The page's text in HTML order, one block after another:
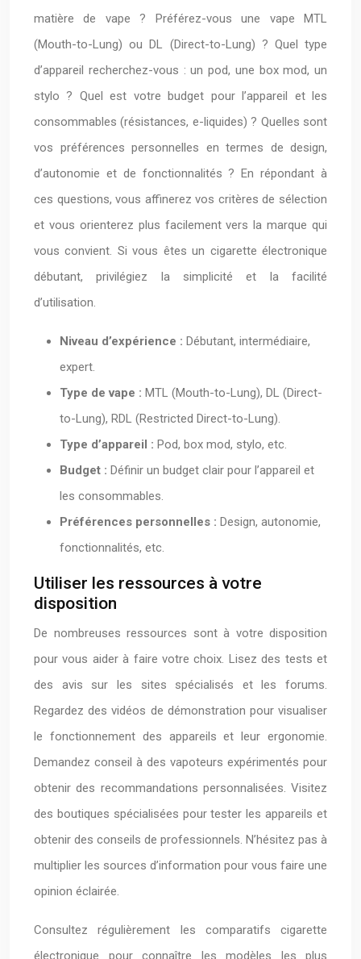
matière de vape ? Préférez-vous une vape MTL
(Mouth-to-Lung) ou DL (Direct-to-Lung) ? Quel type
d’appareil recherchez-vous : un pod, une box mod, un
stylo ? Quel est votre budget pour l’appareil et les
consommables (résistances, e-liquides) ? Quelles sont
vos préférences personnelles en termes de design,
d’autonomie et de fonctionnalités ? En répondant à
ces questions, vous affinerez vos critères de sélection
et vous orienterez plus facilement vers la marque qui
vous convient. Si vous êtes un cigarette électronique
débutant, privilégiez la simplicité et la facilité
d’utilisation.
Niveau d’expérience : Débutant, intermédiaire,
expert.
Type de vape : MTL (Mouth-to-Lung), DL (Direct-
to-Lung), RDL (Restricted Direct-to-Lung).
Type d’appareil : Pod, box mod, stylo, etc.
Budget : Définir un budget clair pour l’appareil et
les consommables.
Préférences personnelles : Design, autonomie,
fonctionnalités, etc.
Utiliser les ressources à votre
disposition
De nombreuses ressources sont à votre disposition
pour vous aider à faire votre choix. Lisez des tests et
des avis sur les sites spécialisés et les forums.
Regardez des vidéos de démonstration pour visualiser
le fonctionnement des appareils et leur ergonomie.
Demandez conseil à des vapoteurs expérimentés pour
obtenir des recommandations personnalisées. Visitez
des boutiques spécialisées pour tester les appareils et
obtenir des conseils de professionnels. N’hésitez pas à
multiplier les sources d’information pour vous faire une
opinion éclairée.
Consultez régulièrement les comparatifs cigarette
électronique pour connaître les modèles les plus